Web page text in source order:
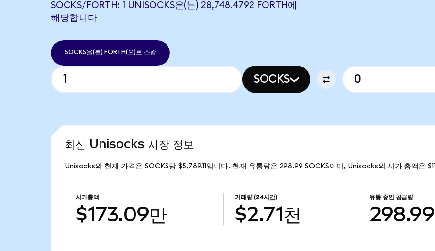
SOCKS/FORTH: 1 UNISOCKS은(는) 28,748.4792 FORTH에
해당합니다
SOCKS을(를) FORTH(으)로 스왑
SOCKS
최신 Unisocks 시장 정보
Unisocks의 현재 가격은 SOCKS당 $5,789.11입니다. 현재 유통량은 298.99 SOCKS이며, Unisocks의 시가 총액은
시가총액
$173.09만
거래량 (24시간)
$2.71천
유통 중인 공급량
298.99